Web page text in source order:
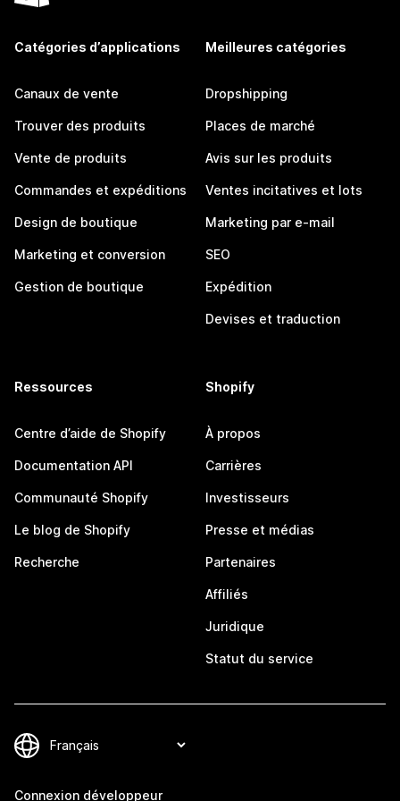
Catégories d’applications
Canaux de vente
Trouver des produits
Vente de produits
Commandes et expéditions
Design de boutique
Marketing et conversion
Gestion de boutique
Meilleures catégories
Dropshipping
Places de marché
Avis sur les produits
Ventes incitatives et lots
Marketing par e-mail
SEO
Expédition
Devises et traduction
Ressources
Centre d’aide de Shopify
Documentation API
Communauté Shopify
Le blog de Shopify
Recherche
Shopify
À propos
Carrières
Investisseurs
Presse et médias
Partenaires
Affiliés
Juridique
Statut du service
Connexion développeur